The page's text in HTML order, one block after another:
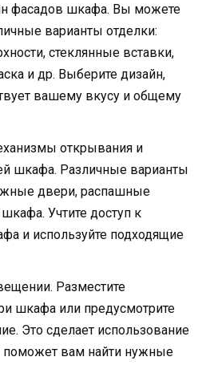
фасадов шкафа. Вы можете
варианты отделки:
стеклянные вставки,
и др. Выберите дизайн,
вашему вкусу и общему
открывания и
шкафа. Различные варианты
двери, распашные
Учтите доступ к
и используйте подходящие
Разместите
шкафа или предусмотрите
Это сделает использование
вам найти нужные